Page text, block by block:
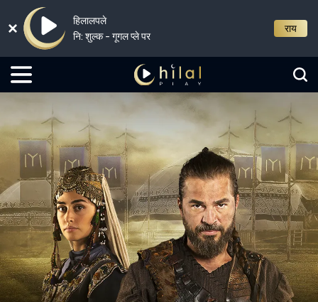
हिलालपले
नि: शुल्क - गूगल प्ले पर
राय